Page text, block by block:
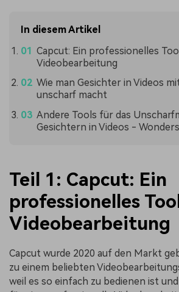
In diesem Artikel
Capcut: Ein professionelles
Videobearbeitung
Wie man Gesichter in Videos
unscharf macht
Andere Tools für das
Gesichtern in Videos -
Teil 1: Capcut: Ein
professionelles
Videobearbeitung
Capcut wurde 2020 auf den Markt
zu einem beliebten
weil es so einfach zu bedienen ist